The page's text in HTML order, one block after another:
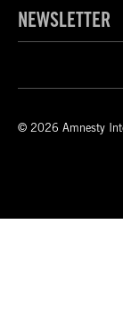
NEWSLETTER
© 2026 Amnesty